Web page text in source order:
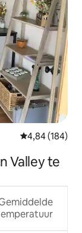
Gemiddelde
4,84 (184)
Valley te